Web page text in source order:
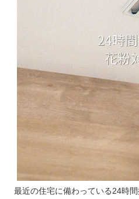
最近の住宅に備わっている24時間